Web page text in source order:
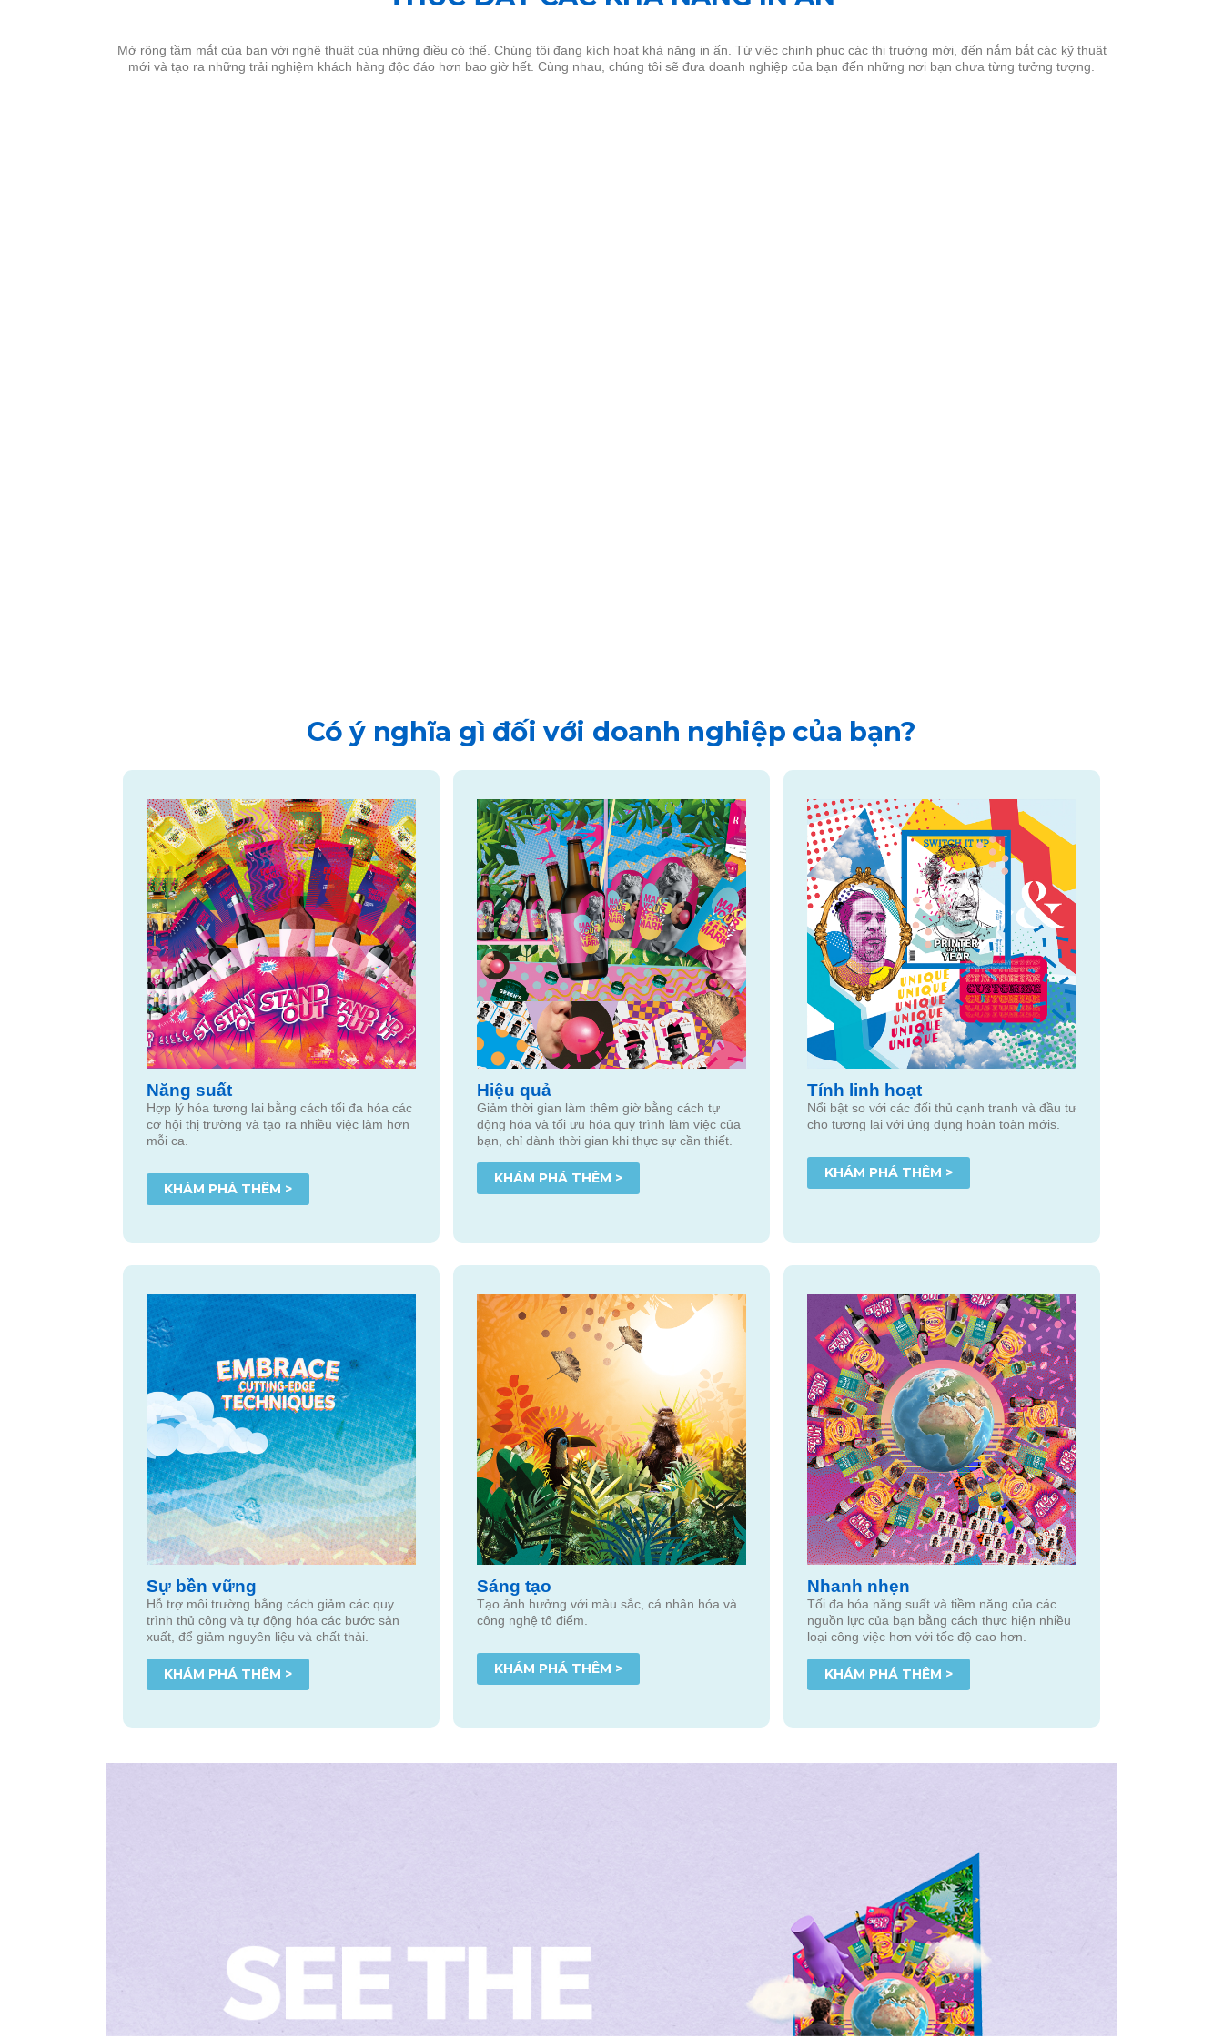
Mở rộng tầm mắt của bạn với nghệ thuật của những điều có thể. Chúng tôi đang kích hoạt khả năng in ấn. Từ việc chinh phục các thị trường mới, đến nắm bắt các kỹ thuật
mới và tạo ra những trải nghiệm khách hàng độc đáo hơn bao giờ hết. Cùng nhau, chúng tôi sẽ đưa doanh nghiệp của bạn đến những nơi bạn chưa từng tưởng tượng.
Có ý nghĩa gì đối với doanh nghiệp của bạn?
Năng suất
Hợp lý hóa tương lai bằng cách tối đa hóa các
cơ hội thị trường và tạo ra nhiều việc làm hơn
mỗi ca.
KHÁM PHÁ THÊM >
Hiệu quả
Giảm thời gian làm thêm giờ bằng cách tự
động hóa và tối ưu hóa quy trình làm việc của
bạn, chỉ dành thời gian khi thực sự cần thiết.
KHÁM PHÁ THÊM >
Tính linh hoạt
Nổi bật so với các đối thủ cạnh tranh và đầu tư
cho tương lai với ứng dụng hoàn toàn mớis.
KHÁM PHÁ THÊM >
Sự bền vững
Hỗ trợ môi trường bằng cách giảm các quy
trình thủ công và tự động hóa các bước sản
xuất, để giảm nguyên liệu và chất thải.
KHÁM PHÁ THÊM >
Sáng tạo
Tạo ảnh hưởng với màu sắc, cá nhân hóa và
công nghệ tô điểm.
KHÁM PHÁ THÊM >
Nhanh nhẹn
Tối đa hóa năng suất và tiềm năng của các
nguồn lực của bạn bằng cách thực hiện nhiều
loại công việc hơn với tốc độ cao hơn.
KHÁM PHÁ THÊM >